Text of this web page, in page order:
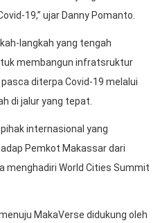
19,” ujar Danny Pomanto.
langkah yang tengah
membangun infratsruktur
diterpa Covid-19 melalui
di jalur yang tepat.
internasional yang
Pemkot Makassar dari
menghadiri World Cities Summit
MakaVerse didukung oleh